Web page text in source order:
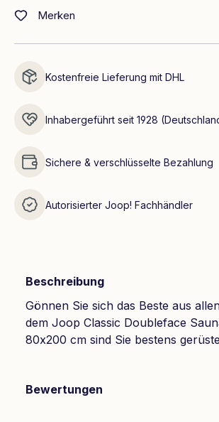
Merken
Kostenfreie Lieferung mit DHL
Inhabergeführt seit 1928
Sichere & verschlüsselte Bezahlung
Autorisierter Joop! Fachhändler
Beschreibung
Gönnen Sie sich das Beste aus
dem Joop Classic Doubleface
80x200 cm sind Sie bestens
Bewertungen